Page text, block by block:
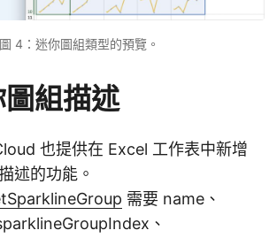
圖 4：迷你圖組類型的預覽。
組描述
也提供在 Excel 工作表中新增
述的功能。
需要 name、
、